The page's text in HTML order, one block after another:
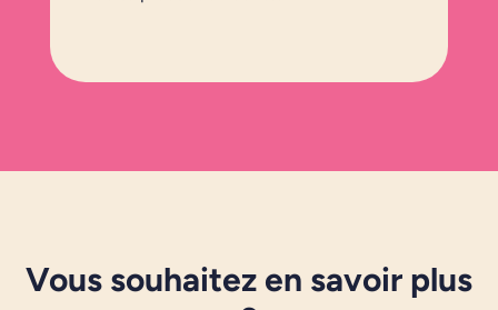
Vous souhaitez en savoir plus